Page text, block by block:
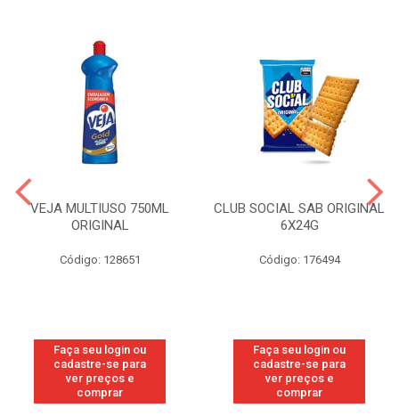
VEJA MULTIUSO 750ML
ORIGINAL
Código: 128651
Faça seu login ou
cadastre-se para
ver preços e
comprar
CLUB SOCIAL SAB ORIGINAL
6X24G
Código: 176494
Faça seu login ou
cadastre-se para
ver preços e
comprar